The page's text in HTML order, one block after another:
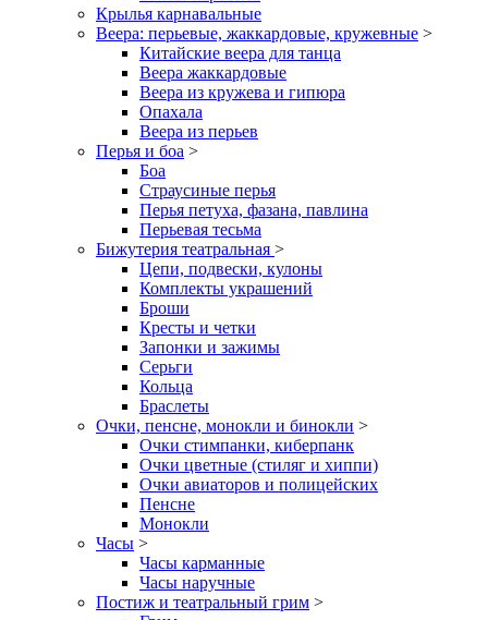
Крылья карнавальные
Веера: перьевые, жаккардовые, кружевные >
Китайские веера для танца
Веера жаккардовые
Веера из кружева и гипюра
Опахала
Веера из перьев
Перья и боа >
Боа
Страусиные перья
Перья петуха, фазана, павлина
Перьевая тесьма
Бижутерия театральная >
Цепи, подвески, кулоны
Комплекты украшений
Броши
Кресты и четки
Запонки и зажимы
Серьги
Кольца
Браслеты
Очки, пенсне, монокли и бинокли >
Очки стимпанки, киберпанк
Очки цветные (стиляг и хиппи)
Очки авиаторов и полицейских
Пенсне
Монокли
Часы >
Часы карманные
Часы наручные
Постиж и театральный грим >